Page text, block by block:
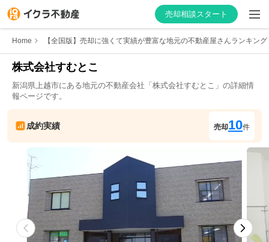
売却相談スタート
はじめての方へ
不動産会社を探す
物件の価格を知る
お家の売却を学ぶ
不動産会社向け情報
Home 【全国版】売却に強くて実績が豊富な地元の不動産屋さんランキング
株式会社すむとこ
新潟県上越市にある地元の不動産会社「 株式会社すむとこ 」の詳細情
報ページです。
成約実績 売却10件